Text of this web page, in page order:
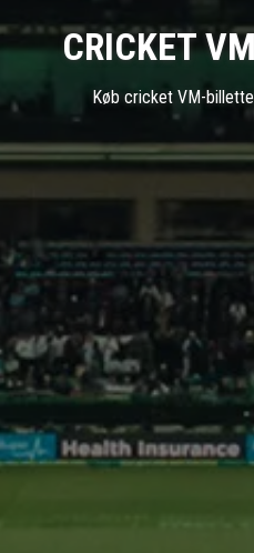
CRICKET
Køb cricket VM-